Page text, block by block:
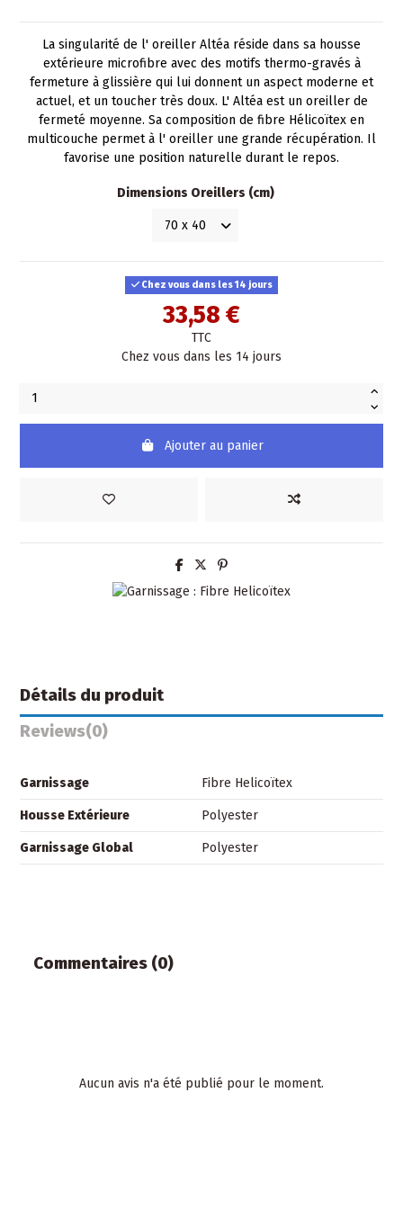
La singularité de l' oreiller Altéa réside dans sa housse
extérieure microfibre avec des motifs thermo-gravés à
fermeture à glissière qui lui donnent un aspect moderne et
actuel, et un toucher très doux. L' Altéa est un oreiller de
fermeté moyenne. Sa composition de fibre Hélicoïtex en
multicouche permet à l' oreiller une grande récupération. Il
favorise une position naturelle durant le repos.
Dimensions Oreillers (cm)
Chez vous dans les 14 jours
33,58 €
TTC
Chez vous dans les 14 jours
Ajouter au panier
Détails du produit
Reviews(0)
Garnissage Fibre Helicoïtex
Housse Extérieure Polyester
Garnissage Global Polyester
Commentaires (0)
Aucun avis n'a été publié pour le moment.